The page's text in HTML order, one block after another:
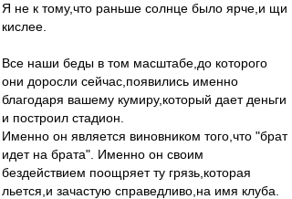
Я не к тому,что раньше солнце было ярче,и щи
кислее.
Все наши беды в том масштабе,до которого
они доросли сейчас,появились именно
благодаря вашему кумиру,который дает деньги
и построил стадион.
Именно он является виновником того,что "брат
идет на брата". Именно он своим
бездействием поощряет ту грязь,которая
льется,и зачастую справедливо,на имя клуба.